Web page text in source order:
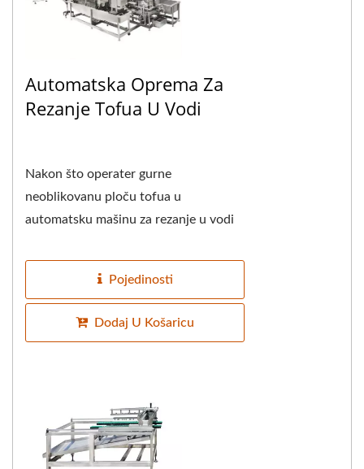
Automatska Oprema Za
Rezanje Tofua U Vodi
Nakon što operater gurne
neoblikovanu ploču tofua u
automatsku mašinu za rezanje u vodi
transportnom trakom koja
automatski...
Pojedinosti
Dodaj U Košaricu